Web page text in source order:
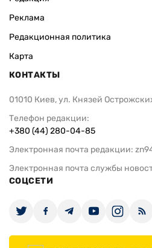
Реклама
Редакционная политика
Карта
КОНТАКТЫ
01010 Киев, ул. Князей
Телефон редакции:
+380 (44) 280-04-85
Электронная почта редакции:
Электронная почта службы
СОЦСЕТИ